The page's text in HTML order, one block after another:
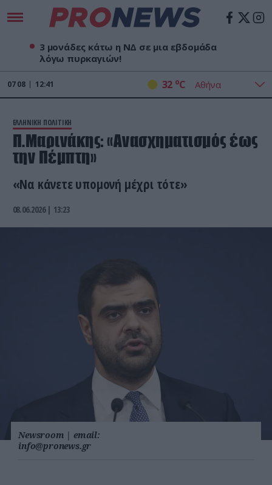
3 μονάδες κάτω η ΝΔ σε μια εβδομάδα
λόγω πυρκαγιών!
07 08 12:41 32 oC
ΕΛΛΗΝΙΚΗ ΠΟΛΙΤΙΚΗ
Π.Μαρινάκης: «Ανασχηματισμός έως
την Πέμπτη»
«Να κάνετε υπομονή μέχρι τότε»
08.06.2026 | 13:23
Newsroom | email:
info@pronews.gr